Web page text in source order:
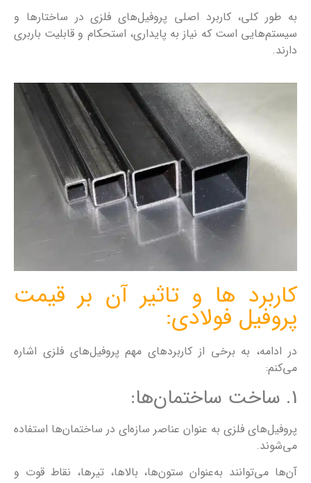
به طور کلی، کاربرد اصلی پروفیل‌های فلزی در ساختارها و
سیستم‌هایی است که نیاز به پایداری، استحکام و قابلیت باربری
دارند.
کاربرد ها و تاثیر آن بر قیمت
پروفیل فولادی:
در ادامه، به برخی از کاربردهای مهم پروفیل‌های فلزی اشاره
می‌کنم:
1. ساخت ساختمان‌ها:
پروفیل‌های فلزی به عنوان عناصر سازه‌ای در ساختمان‌ها استفاده
می‌شوند.
آن‌ها می‌توانند به‌عنوان ستون‌ها، بالاها، تیرها، نقاط قوت و